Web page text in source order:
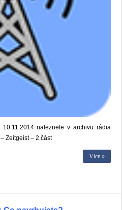
naleznete v archivu rádia
Zeitgeist – 2.část
Více »